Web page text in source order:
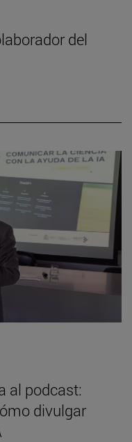
del
al podcast:
divulgar